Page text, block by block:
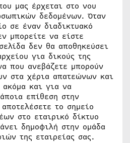
μας έρχεται στο νου
δεδομένων. Όταν
σε έναν διαδικτυακό
μπορείτε να είστε
δεν θα αποθηκεύσει
για δικούς της
που ανεβάζετε μπορούν
στα χέρια απατεώνων και
και για να
επίθεση στην
το σημείο
στο εταιρικό δίκτυο
δημοφιλή στην ομάδα
της εταιρείας σας.